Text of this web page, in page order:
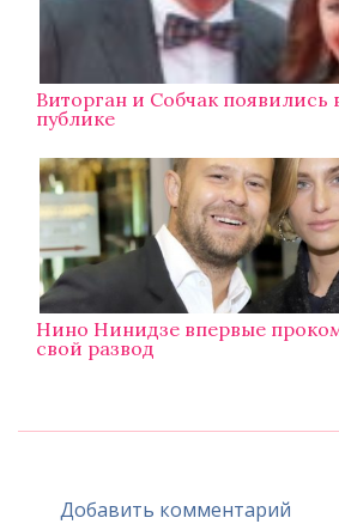
Виторган и Собчак появились
публике
Нино Нинидзе впервые
свой развод
Добавить комментарий